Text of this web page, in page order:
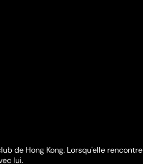
de Hong Kong. Lorsqu'elle rencontre
lui.